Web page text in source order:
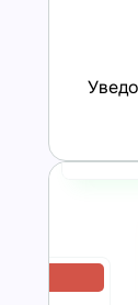
уведомления прямо на рабочий стол